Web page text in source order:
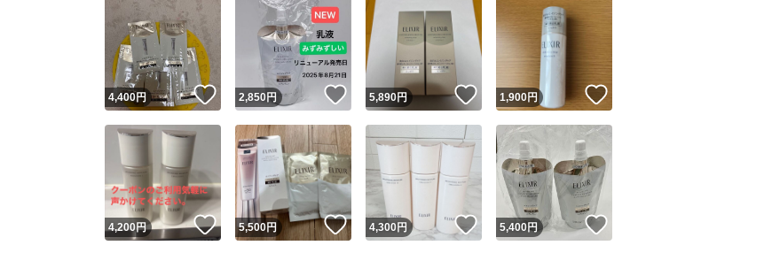
4,400円 いいね！
2,850円 いいね！
5,890円 いいね！
1,900円
4,200円 いいね！
5,500円 いいね！
4,300円 いいね！
5,400円